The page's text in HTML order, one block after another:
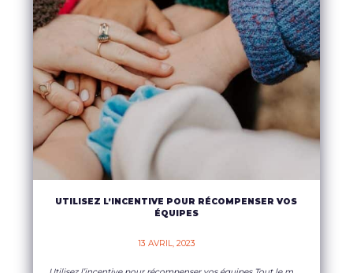
UTILISEZ L’INCENTIVE POUR RÉCOMPENSER VOS
ÉQUIPES
13 AVRIL, 2023